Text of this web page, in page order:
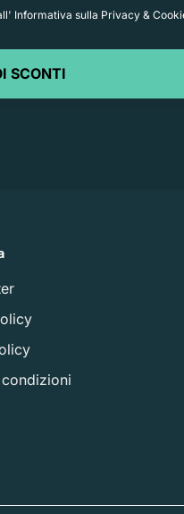
Informativa sulla Privacy &
SCONTI